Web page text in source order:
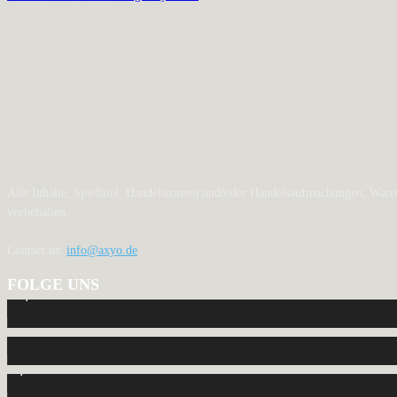
info@axyo.de
FOLGE UNS